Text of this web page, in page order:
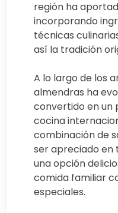
región ha
incorporando
técnicas
así la tradición
A lo largo de los
almendras ha
convertido en un
cocina
combinación de
ser apreciado en
una opción
comida familiar
especiales.